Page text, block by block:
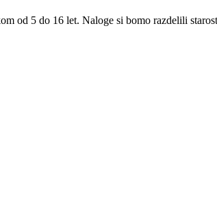
od 5 do 16 let. Naloge si bomo razdelili